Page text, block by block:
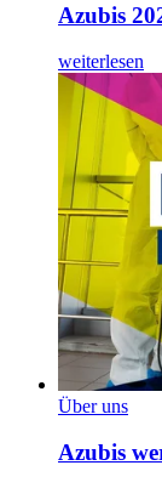
Azubis
weiterlesen
Über uns
Azubis